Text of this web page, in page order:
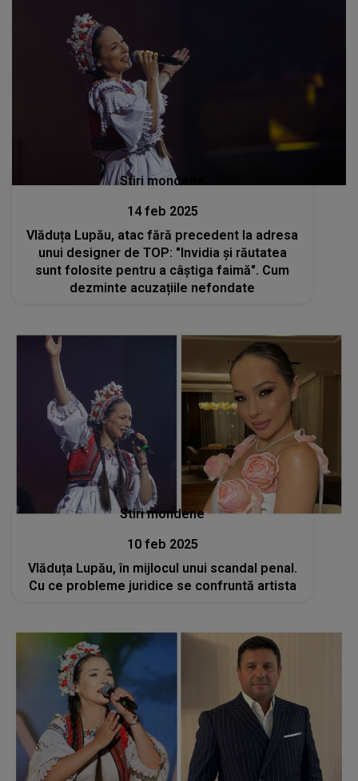
Stiri mondene
14 feb 2025
Vlăduța Lupău, atac fără precedent la adresa
unui designer de TOP: "Invidia și răutatea
sunt folosite pentru a câștiga faimă". Cum
dezminte acuzațiile nefondate
Stiri mondene
10 feb 2025
Vlăduța Lupău, în mijlocul unui scandal penal.
Cu ce probleme juridice se confruntă artista